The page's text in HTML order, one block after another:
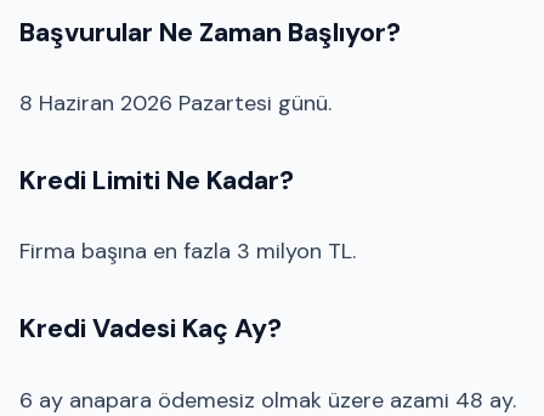
Başvurular Ne Zaman Başlıyor?
8 Haziran 2026 Pazartesi günü.
Kredi Limiti Ne Kadar?
Firma başına en fazla 3 milyon TL.
Kredi Vadesi Kaç Ay?
6 ay anapara ödemesiz olmak üzere azami 48 ay.